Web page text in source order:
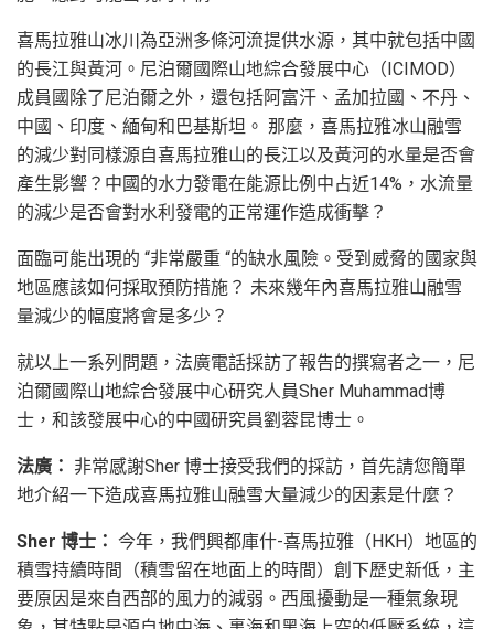
喜馬拉雅山冰川為亞洲多條河流提供水源，其中就包括中國
的長江與黃河。尼泊爾國際山地綜合發展中心（ICIMOD）
成員國除了尼泊爾之外，還包括阿富汗、孟加拉國、不丹、
中國、印度、緬甸和巴基斯坦。 那麼，喜馬拉雅冰山融雪
的減少對同樣源自喜馬拉雅山的長江以及黃河的水量是否會
產生影響？中國的水力發電在能源比例中占近14%，水流量
的減少是否會對水利發電的正常運作造成衝擊？
面臨可能出現的 “非常嚴重 “的缺水風險。受到威脅的國家與
地區應該如何採取預防措施？ 未來幾年內喜馬拉雅山融雪
量減少的幅度將會是多少？
就以上一系列問題，法廣電話採訪了報告的撰寫者之一，尼
泊爾國際山地綜合發展中心研究人員Sher Muhammad博
士，和該發展中心的中國研究員劉蓉昆博士。
法廣： 非常感謝Sher 博士接受我們的採訪，首先請您簡單
地介紹一下造成喜馬拉雅山融雪大量減少的因素是什麼？
Sher 博士： 今年，我們興都庫什-喜馬拉雅（HKH）地區的
積雪持續時間（積雪留在地面上的時間）創下歷史新低，主
要原因是來自西部的風力的減弱。西風擾動是一種氣象現